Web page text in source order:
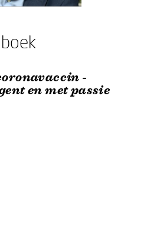
-
en met passie